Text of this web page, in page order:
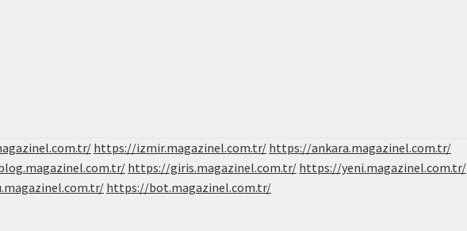
https://izmir.magazinel.com.tr/ https://ankara.magazinel.com.tr/
https://giris.magazinel.com.tr/ https://yeni.magazinel.com.tr/
https://bot.magazinel.com.tr/